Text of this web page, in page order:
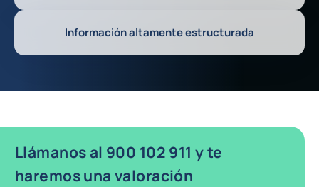
Información altamente estructurada
Llámanos al 900 102 911 y te
haremos una valoración